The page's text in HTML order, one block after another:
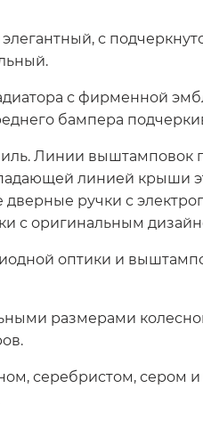
с
с фирменной
бампера
Линии выштамповок
линией крыши
ручки с
с оригинальным
оптики и
размерами
серебристом, сером